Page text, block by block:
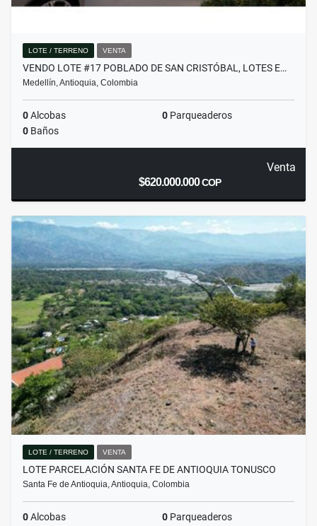
LOTE / TERRENO VENTA
VENDO LOTE #17 POBLADO DE SAN CRISTÓBAL, LOTES E…
Medellín, Antioquia, Colombia
0Alcobas 0 Parqueaderos
0 Baños
Venta
$620.000.000COP
LOTE / TERRENO VENTA
LOTE PARCELACIÓN SANTA FE DE ANTIOQUIA TONUSCO
Santa Fe de Antioquia, Antioquia, Colombia
0Alcobas 0 Parqueaderos